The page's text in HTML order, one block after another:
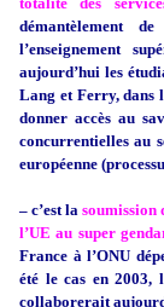
démantèlement
l’enseignement
aujourd’hui les
Lang et Ferry, dans
donner accès au
concurrentielles au
européenne
– c’est la soumission
l’UE au super
France à l’ONU
été le cas en
collaborerait